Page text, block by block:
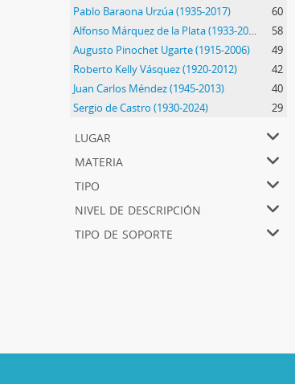
Pablo Baraona Urzúa (1935-2017)
60
Alfonso Márquez de la Plata (1933-2014)
58
Augusto Pinochet Ugarte (1915-2006)
49
Roberto Kelly Vásquez (1920-2012)
42
Juan Carlos Méndez (1945-2013)
40
Sergio de Castro (1930-2024)
29
lugar
materia
tipo
nivel de descripción
tipo de soporte